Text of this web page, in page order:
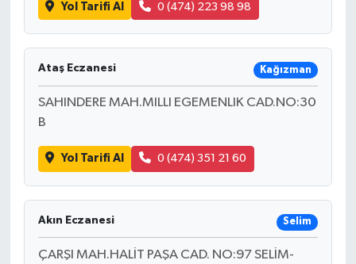
Yol Tarifi Al 0 (474) 223 98 98
Ataş Eczanesi Kağızman
SAHINDERE MAH.MILLI EGEMENLIK CAD.NO:30
B
Yol Tarifi Al 0 (474) 351 21 60
Akın Eczanesi Selim
ÇARŞI MAH.HALİT PAŞA CAD. NO:97 SELİM-